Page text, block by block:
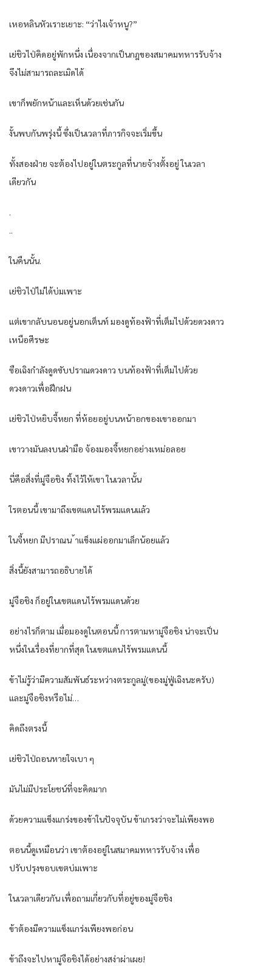
เหอหลินหัวเราะเยาะ: “ว่าไงเจ้าหนู?”
เย่ชิวไป่คิดอยู่พักหนึ่ง เนื่องจากเป็นกฎของสมาคมทหารรับจ้าง
จึงไม่สามารถละเมิดได้
เขาก็พยักหน้าและเห็นด้วยเช่นกัน
งั้นพบกันพรุ่งนี้ ซึ่งเป็นเวลาที่ภารกิจจะเริ่มขึ้น
ทั้งสองฝ่าย จะต้องไปอยู่ในตระกูลที่นายจ้างตั้งอยู่ ในเวลา
เดียวกัน
.
..
ในคืนนั้น.
เย่ชิวไป่ไม่ได้บ่มเพาะ
แต่เขากลับนอนอยู่นอกเต็นท์ มองดูท้องฟ้าที่เต็มไปด้วยดวงดาว
เหนือศีรษะ
ซือเฉิงกำลังดูดซับปราณดวงดาว บนท้องฟ้าที่เต็มไปด้วย
ดวงดาวเพื่อฝึกฝน
เย่ชิวไป่หยิบจี้หยก ที่ห้อยอยู่บนหน้าอกของเขาออกมา
เขาวางมันลงบนฝ่ามือ จ้องมองจี้หยกอย่างเหม่อลอย
นี่คือสิ่งที่มู่จือชิง ทิ้งไว้ให้เขา ในเวลานั้น
ใรตอนนี้ เขามาถึงเขตแดนไร้พรมแดนแล้ว
ในจี้หยก มีปราณน ้าแข็งแผ่ออกมาเล็กน้อยแล้ว
สิ่งนี้ยังสามารถอธิบายได้
มู่จือชิง ก็อยู่ในเขตแดนไร้พรมแดนด้วย
อย่างไรก็ตาม เมื่อมองดูในตอนนี้ การตามหามู่จือชิง น่าจะเป็น
หนึ่งในเรื่องที่ยากที่สุด ในเขตแดนไร้พรมแดนนี้
ข้าไม่รู้ว่ามีความสัมพันธ์ระหว่างตระกูลมู่(ของมู่ฟู่เฉิงนะครับ)
และมู่จือชิงหรือไม่…
คิดถึงตรงนี้
เย่ชิวไป่ถอนหายใจเบา ๆ
มันไม่มีประโยชน์ที่จะคิดมาก
ด้วยความแข็งแกร่งของข้าในปัจจุบัน ข้าเกรงว่าจะไม่เพียงพอ
ตอนนี้ดูเหมือนว่า เขาต้องอยู่ในสมาคมทหารรับจ้าง เพื่อ
ปรับปรุงขอบเขตบ่มเพาะ
ในเวลาเดียวกัน เพื่อถามเกี่ยวกับที่อยู่ของมู่จือชิง
ข้าต้องมีความแข็งแกร่งเพียงพอก่อน
ข้าถึงจะไปหามู่จือชิงได้อย่างสง่าผ่าเผย!